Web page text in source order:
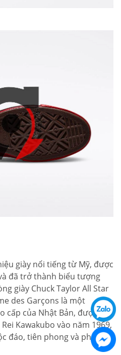
giày nổi tiếng từ Mỹ, được
đã trở thành biểu tượng
giày Chuck Taylor All Star
des Garçons là một
cấp của Nhật Bản, được
Kawakubo vào năm 1969,
đáo, tiên phong và phá